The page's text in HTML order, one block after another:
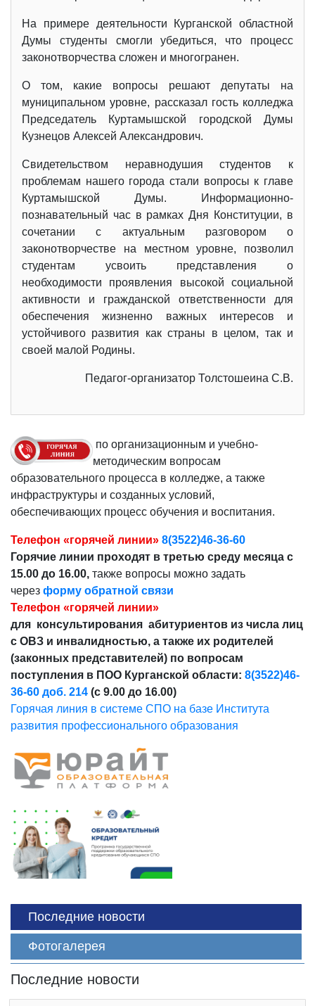
На примере деятельности Курганской областной
Думы студенты смогли убедиться, что процесс
законотворчества сложен и многогранен.
О том, какие вопросы решают депутаты на
муниципальном уровне, рассказал гость колледжа
Председатель Куртамышской городской Думы
Кузнецов Алексей Александрович.
Свидетельством неравнодушия студентов к
проблемам нашего города стали вопросы к главе
Куртамышской Думы. Информационно-
познавательный час в рамках Дня Конституции, в
сочетании с актуальным разговором о
законотворчестве на местном уровне, позволил
студентам усвоить представления о
необходимости проявления высокой социальной
активности и гражданской ответственности для
обеспечения жизненно важных интересов и
устойчивого развития как страны в целом, так и
своей малой Родины.
Педагог-организатор Толстошеина С.В.
по организационным и учебно-
методическим вопросам
образовательного процесса в колледже, а также
инфраструктуры и созданных условий,
обеспечивающих процесс обучения и воспитания.
Телефон «горячей линии» 8(3522)46-36-60
Горячие линии проходят в третью среду месяца с
15.00 до 16.00, также вопросы можно задать
через форму обратной связи
Телефон «горячей линии»
для консультирования абитуриентов из числа лиц
с ОВЗ и инвалидностью, а также их родителей
(законных представителей) по вопросам
поступления в ПОО Курганской области: 8(3522)46-
36-60 доб. 214 (с 9.00 до 16.00)
Горячая линия в системе СПО на базе Института
развития профессионального образования
Последние новости
Фотогалерея
Последние новости